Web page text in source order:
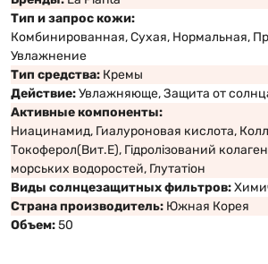
Тип и запрос кожи:
Комбинированная, Сухая, Нормальная,
Увлажнение
Тип средства: Кремы
Действие:Увлажняюще, Защита от
Активные компоненты:
Ниацинамид, Гиалуроновая кислота,
Токоферол(Вит.Е), Гідролізований
морських водоростей, Глутатіон
Виды солнцезащитных фильтров:
Страна производитель: Южная Корея
Объем:50